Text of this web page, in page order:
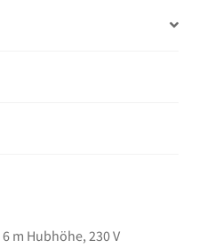
m Hubhöhe, 230 V